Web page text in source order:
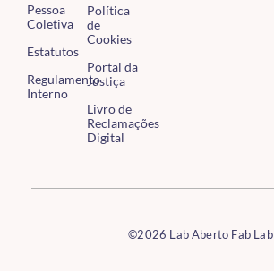
Pessoa
Coletiva
Estatutos
Regulamento
Interno
Política
de
Cookies
Portal da
Justiça
Livro de
Reclamações
Digital
©2026 Lab Aberto Fab Lab